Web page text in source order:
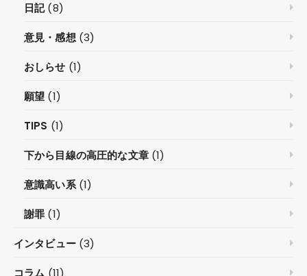
日記(8)
意見・感想(3)
おしらせ (1)
願望 (1)
TIPS (1)
下から目線の高圧的な文章(1)
意識高い系(1)
謝罪 (1)
インタビュー(3)